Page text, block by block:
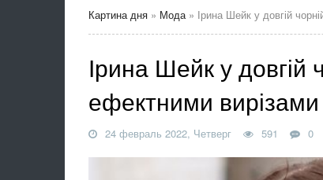
Картина дня » Мода» Ірина Шейк у довгій
Ірина Шейк у довгій
ефектними
24 февраль 2022, Четверг 591 0